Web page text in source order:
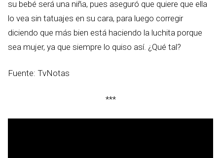
su bebé será una niña, pues aseguró que quiere que ella
lo vea sin tatuajes en su cara, para luego corregir
diciendo que más bien está haciendo la luchita porque
sea mujer, ya que siempre lo quiso así. ¿Qué tal?
Fuente: TvNotas
***